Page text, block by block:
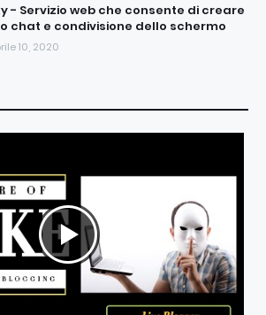
- Servizio web che consente di creare
chat e condivisione dello schermo
10, 2020